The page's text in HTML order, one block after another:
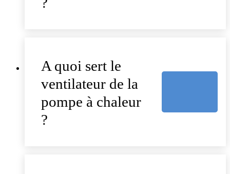
A quoi sert le
ventilateur de la
pompe à chaleur
?